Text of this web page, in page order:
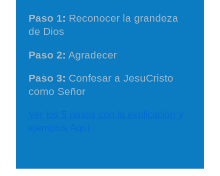
Paso 1: Reconocer la grandeza
de Dios
Paso 2: Agradecer
Paso 3: Confesar a JesuCristo
como Señor